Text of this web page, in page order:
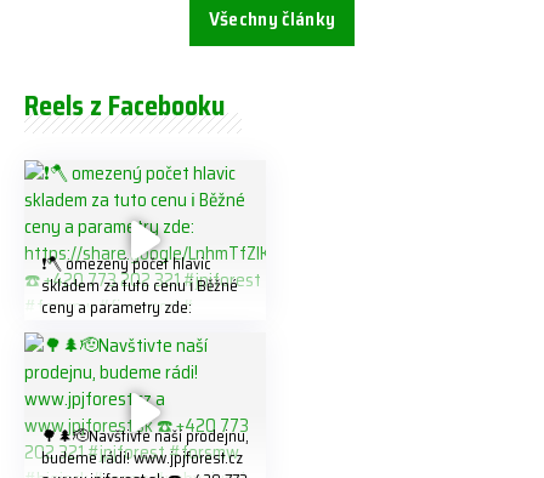
Všechny články
Reels z Facebooku
❗️🪓 omezený počet hlavic
skladem za tuto cenu ℹ️ Běžné
ceny a parametry zde:
https://share.google/LnhmTfZl
K8W5t7i6o ☎️ +420 773 202
321 #jpjforest #forsmw
#firewood #
🌳🌲🫡Navštivte naší prodejnu,
budeme rádi! www.jpjforest.cz